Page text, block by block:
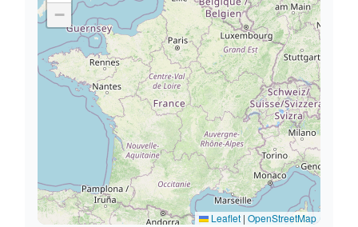
−
Leaflet | OpenStreetMap